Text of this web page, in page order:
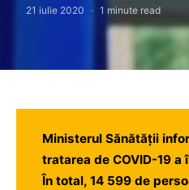
21 iulie 2020 1 minute read
Ministerul Sănătății
tratarea de COVID-19 a
În total, 14 599 de